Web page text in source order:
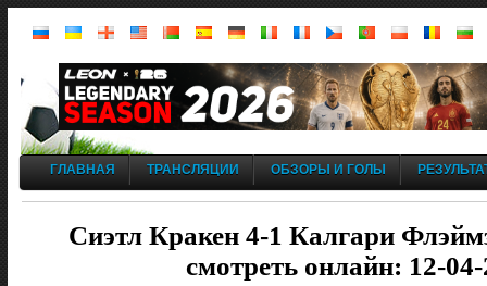
ГЛАВНАЯ ТРАНСЛЯЦИИ ОБЗОРЫ И ГОЛЫ
Сиэтл Кракен 4-1 Калгари
смотреть онлайн: 12-